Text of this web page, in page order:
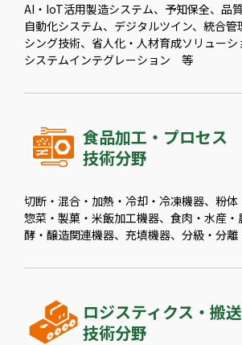
AI・IoT活用製造システム、予知保全、品
自動化システム、デジタルツイン、統合管
シング技術、省人化・人材育成ソリューシ
システムインテグレーション 等
食品加工・プロセス
技術分野
切断・混合・加熱・冷却・冷凍機器、粉体
惣菜・製菓・米飯加工機器、食肉・水産
酵・醸造関連機器、充填機器、分級・分
ロジスティクス・搬送
技術分野